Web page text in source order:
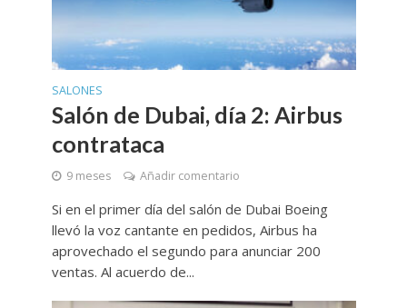
SALONES
Salón de Dubai, día 2: Airbus
contrataca
9 meses Añadir comentario
Si en el primer día del salón de Dubai Boeing
llevó la voz cantante en pedidos, Airbus ha
aprovechado el segundo para anunciar 200
ventas. Al acuerdo de...